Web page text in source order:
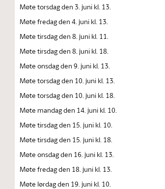
Møte torsdag den 3. juni kl. 13.
Møte fredag den 4. juni kl. 13.
Møte tirsdag den 8. juni kl. 11.
Møte tirsdag den 8. juni kl. 18.
Møte onsdag den 9. juni kl. 13.
Møte torsdag den 10. juni kl. 13.
Møte torsdag den 10. juni kl. 18.
Møte mandag den 14. juni kl. 10.
Møte tirsdag den 15. juni kl. 10.
Møte tirsdag den 15. juni kl. 18.
Møte onsdag den 16. juni kl. 13.
Møte fredag den 18. juni kl. 13.
Møte lørdag den 19. juni kl. 10.